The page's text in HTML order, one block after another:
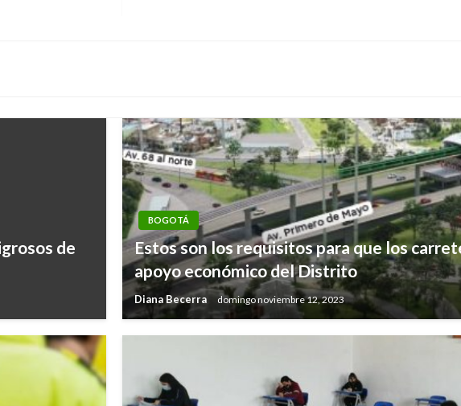
de
BOGOTÁ
Estos son los requisitos para que los
apoyo económico del Distrito
Diana Becerra domingo noviembre 12, 2023